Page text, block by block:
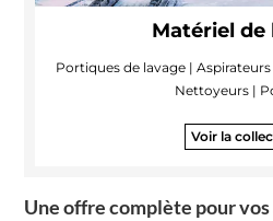
Matériel de
Portiques de lavage |
Nettoyeurs |
Voir la
Une offre complète pour